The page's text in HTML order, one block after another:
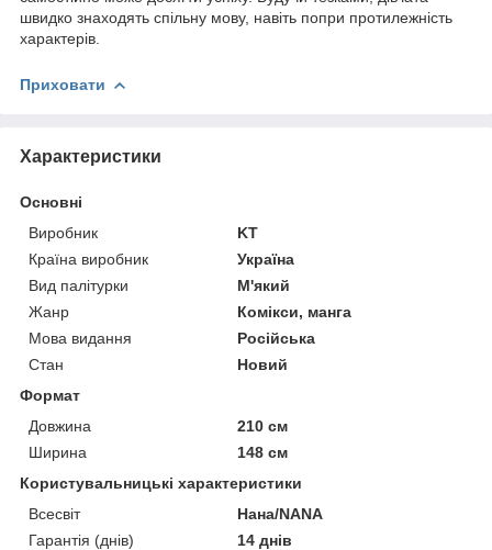
швидко знаходять спільну мову, навіть попри протилежність
характерів.
Приховати
Характеристики
Основні
Виробник
KT
Країна виробник
Україна
Вид палітурки
М'який
Жанр
Комікси, манга
Мова видання
Російська
Стан
Новий
Формат
Довжина
210 см
Ширина
148 см
Користувальницькі характеристики
Всесвіт
Нана/NANA
Гарантія (днів)
14 днів